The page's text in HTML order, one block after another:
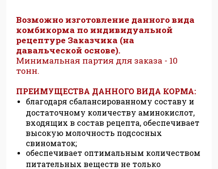
Возможно изготовление данного вида
комбикорма по индивидуальной
рецептуре Заказчика (на
давальческой основе).
Минимальная партия для заказа - 10
тонн.
ПРЕИМУЩЕСТВА ДАННОГО ВИДА КОРМА:
благодаря сбалансированному составу и
достаточному количеству аминокислот,
входящих в состав рецепта, обеспечивает
высокую молочность подсосных
свиноматок;
обеспечивает оптимальным количеством
питательных веществ не только